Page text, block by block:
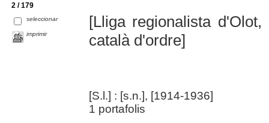
2 / 179
seleccionar
imprimir
[Lliga regionalista
català d'ordre]
[S.l.] : [s.n.], [1914-1936]
1 portafolis